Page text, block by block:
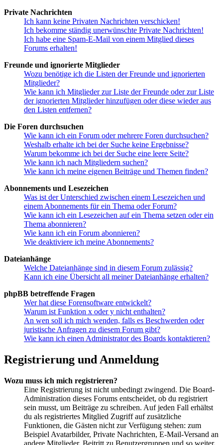
Private Nachrichten
Ich kann keine Privaten Nachrichten verschicken!
Ich bekomme ständig unerwünschte Private Nachrichten!
Ich habe eine Spam-E-Mail von einem Mitglied dieses
Forums erhalten!
Freunde und ignorierte Mitglieder
Wozu benötige ich die Listen der Freunde und ignorierten
Mitglieder?
Wie kann ich Mitglieder zur Liste der Freunde oder zur Liste
der ignorierten Mitglieder hinzufügen oder diese wieder aus
den Listen entfernen?
Die Foren durchsuchen
Wie kann ich ein Forum oder mehrere Foren durchsuchen?
Weshalb erhalte ich bei der Suche keine Ergebnisse?
Warum bekomme ich bei der Suche eine leere Seite?
Wie kann ich nach Mitgliedern suchen?
Wie kann ich meine eigenen Beiträge und Themen finden?
Abonnements und Lesezeichen
Was ist der Unterschied zwischen einem Lesezeichen und
einem Abonnements für ein Thema oder Forum?
Wie kann ich ein Lesezeichen auf ein Thema setzen oder ein
Thema abonnieren?
Wie kann ich ein Forum abonnieren?
Wie deaktiviere ich meine Abonnements?
Dateianhänge
Welche Dateianhänge sind in diesem Forum zulässig?
Kann ich eine Übersicht all meiner Dateianhänge erhalten?
phpBB betreffende Fragen
Wer hat diese Forensoftware entwickelt?
Warum ist Funktion x oder y nicht enthalten?
An wen soll ich mich wenden, falls es Beschwerden oder
juristische Anfragen zu diesem Forum gibt?
Wie kann ich einen Administrator des Boards kontaktieren?
Registrierung und Anmeldung
Wozu muss ich mich registrieren?
Eine Registrierung ist nicht unbedingt zwingend. Die Board-
Administration dieses Forums entscheidet, ob du registriert
sein musst, um Beiträge zu schreiben. Auf jeden Fall erhältst
du als registriertes Mitglied Zugriff auf zusätzliche
Funktionen, die Gästen nicht zur Verfügung stehen: zum
Beispiel Avatarbilder, Private Nachrichten, E-Mail-Versand an
andere Mitglieder, Beitritt zu Benutzergruppen und so weiter.